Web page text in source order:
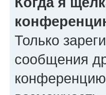
Только
сообщения